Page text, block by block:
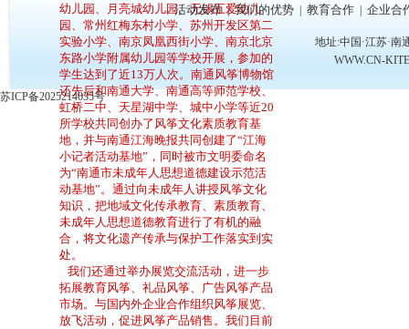
幼儿园、月亮城幼儿园、无锡五爱幼儿
园、常州红梅东村小学、苏州开发区第二
实验小学、南京凤凰西街小学、南京北京
东路小学附属幼儿园等学校开展，参加的
学生达到了近13万人次。南通风筝博物馆
还先后和南通大学、南通高等师范学校、
虹桥二中、天星湖中学、城中小学等近20
所学校共同创办了风筝文化素质教育基
地，并与南通江海晚报共同创建了“江海
小记者活动基地”，同时被市文明委命名
为“南通市未成年人思想道德建设示范活
动基地”。通过向未成年人讲授风筝文化
知识，把地域文化传承教育、素质教育、
未成年人思想道德教育进行了有机的融
合，将文化遗产传承与保护工作落实到实
处。
我们还通过举办展览交流活动，进一步
拓展教育风筝、礼品风筝、广告风筝产品
市场。与国内外企业合作组织风筝展览、
放飞活动，促进风筝产品销售。我们目前
活动发布|我们的优势 教育合作 企业合
地址:中国·江苏·南
WWW.CN-
苏ICP备2025214035号